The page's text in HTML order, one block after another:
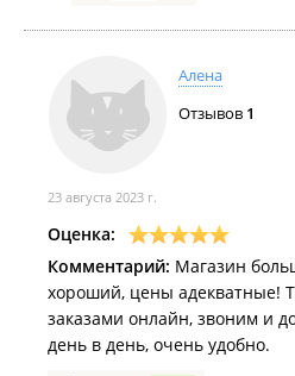
Алена
Отзывов 1
23 августа 2023 г.
Оценка:
Комментарий: Магазин
хороший, цены адекватные!
заказами онлайн, звоним и
день в день, очень удобно.